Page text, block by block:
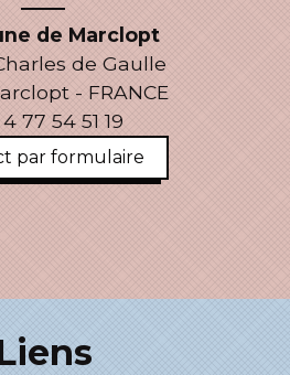
de Marclopt
de Gaulle
- FRANCE
77 54 51 19
par formulaire